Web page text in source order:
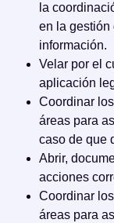
la
en la gestión
información.
Velar por el
aplicación
Coordinar
áreas para
caso de que
Abrir,
acciones
Coordinar
áreas para